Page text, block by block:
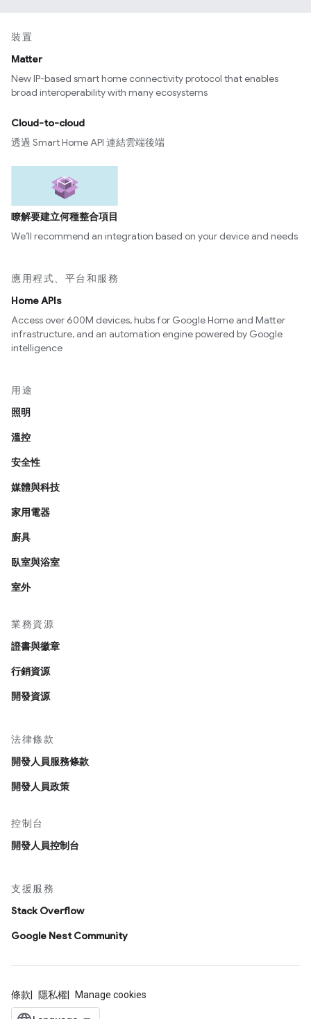
裝置
Matter
New IP-based smart home connectivity protocol that enables
broad interoperability with many ecosystems
Cloud-to-cloud
透過 Smart Home API 連結雲端後端
瞭解要建立何種整合項目
We’ll recommend an integration based on your device and needs
應用程式、平台和服務
Home APIs
Access over 600M devices, hubs for Google Home and Matter
infrastructure, and an automation engine powered by Google
intelligence
用途
照明
溫控
安全性
媒體與科技
家用電器
廚具
臥室與浴室
室外
業務資源
證書與徽章
行銷資源
開發資源
法律條款
開發人員服務條款
開發人員政策
控制台
開發人員控制台
支援服務
Stack Overflow
Google Nest Community
條款 隱私權 Manage cookies